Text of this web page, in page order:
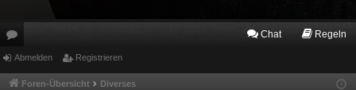
or
en
Chat Regeln
Abmelden Registrieren
Foren-Übersicht Diverses